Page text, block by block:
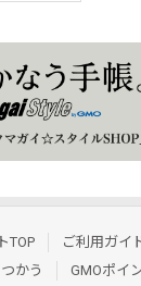
TOP ご利用ガイ
かう
GMOポイ